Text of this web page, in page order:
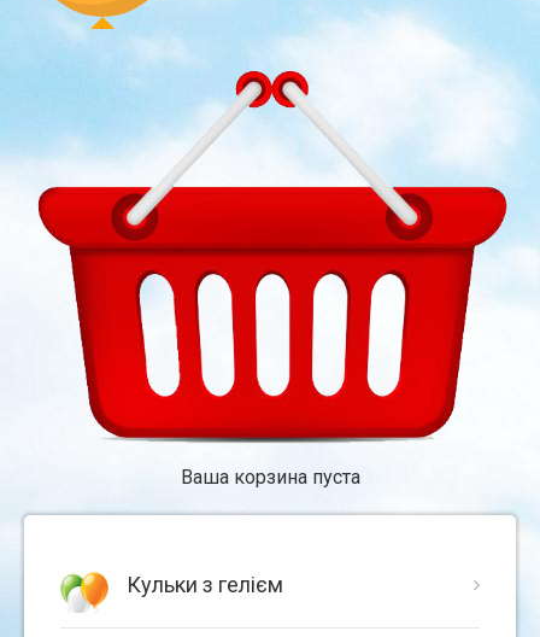
Ваша корзина пуста
Кульки з гелієм